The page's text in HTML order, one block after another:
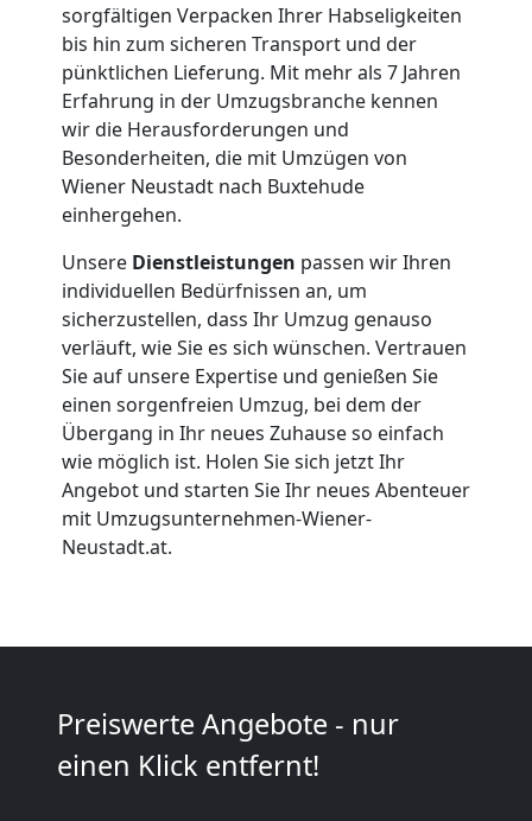
sorgfältigen Verpacken Ihrer Habseligkeiten
bis hin zum sicheren Transport und der
pünktlichen Lieferung. Mit mehr als 7 Jahren
Erfahrung in der Umzugsbranche kennen
wir die Herausforderungen und
Besonderheiten, die mit Umzügen von
Wiener Neustadt nach Buxtehude
einhergehen.
Unsere Dienstleistungen passen wir Ihren
individuellen Bedürfnissen an, um
sicherzustellen, dass Ihr Umzug genauso
verläuft, wie Sie es sich wünschen. Vertrauen
Sie auf unsere Expertise und genießen Sie
einen sorgenfreien Umzug, bei dem der
Übergang in Ihr neues Zuhause so einfach
wie möglich ist. Holen Sie sich jetzt Ihr
Angebot und starten Sie Ihr neues Abenteuer
mit Umzugsunternehmen-Wiener-
Neustadt.at.
Preiswerte Angebote - nur
einen Klick entfernt!
Privatumzug
Wiener
Neustadt
Tresortransport
Wiener
Neustadt
Umzug
Senioren
Wiener